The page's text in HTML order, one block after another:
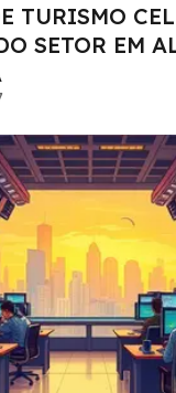
TURISMO
SETOR EM